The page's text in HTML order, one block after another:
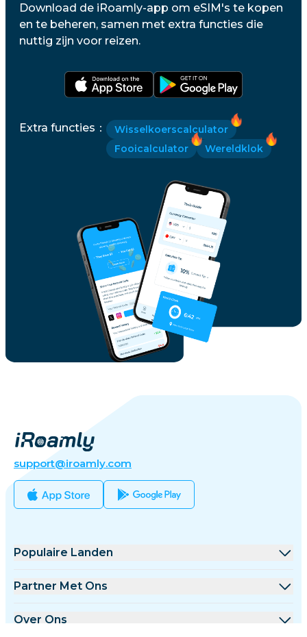
Download de iRoamly-app om eSIM's te kopen
en te beheren, samen met extra functies die
nuttig zijn voor reizen.
Extra functies ：
Wisselkoerscalculator
Fooicalculator
Wereldklok
support@iroamly.com
Populaire Landen
Verenigde Staten
Partner Met Ons
Groothandel Platform
Over Ons